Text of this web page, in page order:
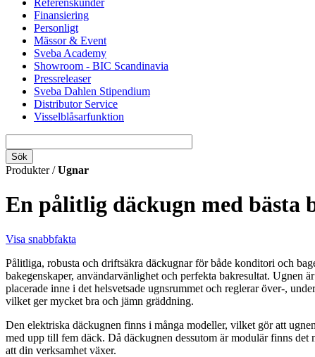
Finansiering
Personligt
Mässor & Event
Sveba Academy
Showroom - BIC Scandinavia
Pressreleaser
Sveba Dahlen Stipendium
Distributor Service
Visselblåsarfunktion
Produkter /Ugnar
En pålitlig däckugn med bästa
Visa snabbfakta
Pålitliga, robusta och driftsäkra däckugnar för både konditori och
bakegenskaper, användarvänlighet och perfekta bakresultat. Ugnen
placerade inne i det helsvetsade ugnsrummet och reglerar över-,
vilket ger mycket bra och jämn gräddning.
Den elektriska däckugnen finns i många modeller, vilket gör att
med upp till fem däck. Då däckugnen dessutom är modulär finns
att din verksamhet växer.